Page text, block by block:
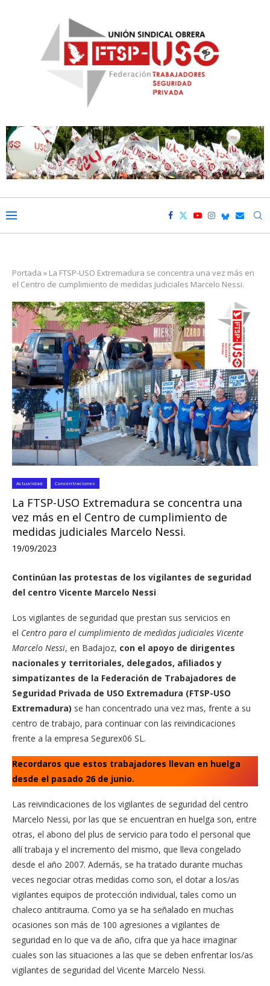
Portada » La FTSP-USO Extremadura se concentra una vez más en
el Centro de cumplimiento de medidas judiciales Marcelo Nessi.
Actualidad Concentraciones
La FTSP-USO Extremadura se concentra una
vez más en el Centro de cumplimiento de
medidas judiciales Marcelo Nessi.
19/09/2023
Continúan las protestas de los vigilantes de seguridad
del centro Vicente Marcelo Nessi
Los vigilantes de seguridad que prestan sus servicios en
el Centro para el cumplimiento de medidas judiciales Vicente
Marcelo Nessi, en Badajoz, con el apoyo de dirigentes
nacionales y territoriales, delegados, afiliados y
simpatizantes de la Federación de Trabajadores de
Seguridad Privada de USO Extremadura (FTSP-USO
Extremadura) se han concentrado una vez mas, frente a su
centro de trabajo, para continuar con las reivindicaciones
frente a la empresa Segurex06 SL.
Recordaros que estos trabajadores llevan en huelga
desde el pasado 26 de junio.
Las reivindicaciones de los vigilantes de seguridad del centro
Marcelo Nessi, por las que se encuentran en huelga son, entre
otras, el abono del plus de servicio para todo el personal que
allí trabaja y el incremento del mismo, que lleva congelado
desde el año 2007. Además, se ha tratado durante muchas
veces negociar otras medidas como son, el dotar a los/as
vigilantes equipos de protección individual, tales como un
chaleco antitrauma. Como ya se ha señalado en muchas
ocasiones son más de 100 agresiones a vigilantes de
seguridad en lo que va de año, cifra que ya hace imaginar
cuales son las situaciones a las que se deben enfrentar los/as
vigilantes de seguridad del Vicente Marcelo Nessi.